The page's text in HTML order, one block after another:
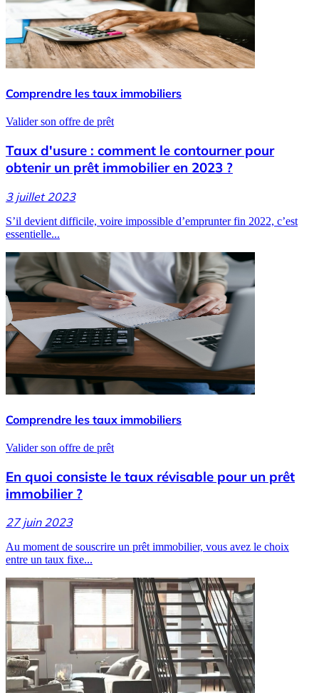
Comprendre les taux immobiliers
Valider son offre de prêt
Taux d'usure : comment le contourner pour
obtenir un prêt immobilier en 2023 ?
3 juillet 2023
S’il devient difficile, voire impossible d’emprunter fin 2022, c’est
essentielle...
Comprendre les taux immobiliers
Valider son offre de prêt
En quoi consiste le taux révisable pour un prêt
immobilier ?
27 juin 2023
Au moment de souscrire un prêt immobilier, vous avez le choix
entre un taux fixe...